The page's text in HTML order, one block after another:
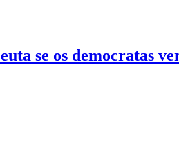
se os democratas